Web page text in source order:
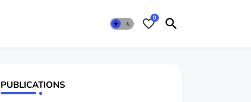
0
PUBLICATIONS